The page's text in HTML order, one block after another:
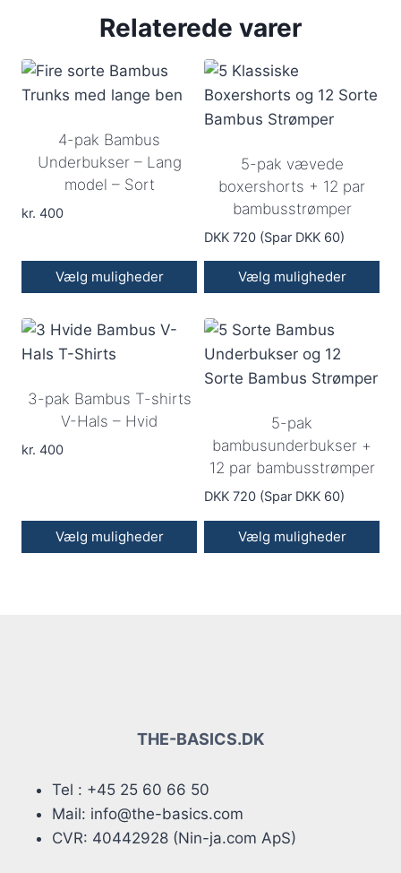
flere
varianter.
Mulighederne
vælges
varesiden
har
flere
varianter.
Mulighederne
kan
vælges
på
varesiden
Relaterede varer
4-pak Bambus
Underbukser – Lang
model – Sort
kr. 400
Vælg muligheder
vare
har
varianter.
Mulighederne
kan
varesiden
5-pak vævede
boxershorts + 12 par
bambusstrømper
DKK 720 (Spar DKK 60)
Vælg muligheder
3-pak Bambus T-shirts
V-Hals – Hvid
kr. 400
Vælg muligheder
varesiden
5-pak
bambusunderbukser +
12 par bambusstrømper
DKK 720 (Spar DKK 60)
Vælg muligheder
THE-BASICS.DK
Tel : +45 25 60 66 50
Mail: info@the-basics.com
CVR: 40442928 (Nin-ja.com ApS)